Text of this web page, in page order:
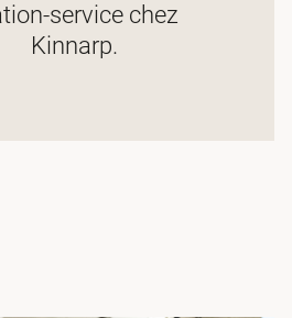
service chez
Kinnarp.